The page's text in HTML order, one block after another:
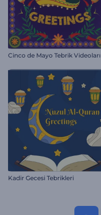
Cinco de Mayo Tebrik Videoları
Kadir Gecesi Tebrikleri